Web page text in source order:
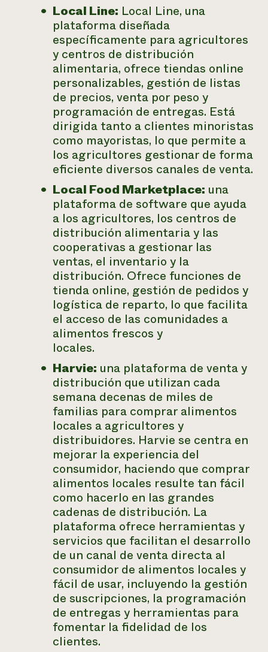
Local Line: Local Line, una
plataforma diseñada
específicamente para agricultores
y centros de distribución
alimentaria, ofrece tiendas online
personalizables, gestión de listas
de precios, venta por peso y
programación de entregas. Está
dirigida tanto a clientes minoristas
como mayoristas, lo que permite a
los agricultores gestionar de forma
eficiente diversos canales de venta.
Local Food Marketplace: una
plataforma de software que ayuda
a los agricultores, los centros de
distribución alimentaria y las
cooperativas a gestionar las
ventas, el inventario y la
distribución. Ofrece funciones de
tienda online, gestión de pedidos y
logística de reparto, lo que facilita
el acceso de las comunidades a
alimentos frescos y
locales.
Harvie: una plataforma de venta y
distribución que utilizan cada
semana decenas de miles de
familias para comprar alimentos
locales a agricultores y
distribuidores. Harvie se centra en
mejorar la experiencia del
consumidor, haciendo que comprar
alimentos locales resulte tan fácil
como hacerlo en las grandes
cadenas de distribución. La
plataforma ofrece herramientas y
servicios que facilitan el desarrollo
de un canal de venta directa al
consumidor de alimentos locales y
fácil de usar, incluyendo la gestión
de suscripciones, la programación
de entregas y herramientas para
fomentar la fidelidad de los
clientes.